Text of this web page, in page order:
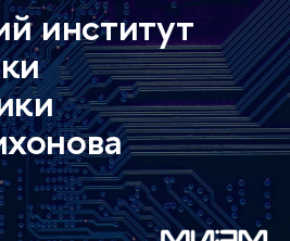
институт